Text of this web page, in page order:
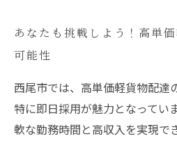
あなたも挑戦しよう！高単
可能性
西尾市では、高単価軽貨物配達
特に即日採用が魅力となってい
軟な勤務時間と高収入を実現で